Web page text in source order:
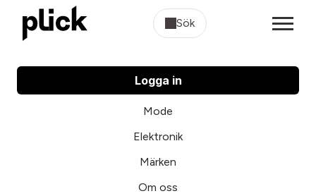
Sök
Logga in
Mode
Elektronik
Märken
Om oss